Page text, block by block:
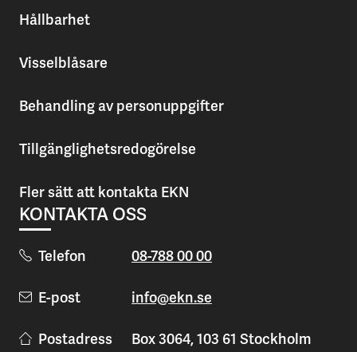
Hållbarhet
Visselblåsare
Behandling av personuppgifter
Tillgänglighetsredogörelse
Fler sätt att kontakta EKN
KONTAKTA OSS
Telefon 08-788 00 00
E-post info@ekn.se
Postadress Box 3064, 103 61 Stockholm